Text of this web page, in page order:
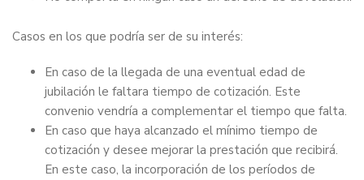
Casos en los que podría ser de su interés:
En caso de la llegada de una eventual edad de
jubilación le faltara tiempo de cotización. Este
convenio vendría a complementar el tiempo que falta.
En caso que haya alcanzado el mínimo tiempo de
cotización y desee mejorar la prestación que recibirá.
En este caso, la incorporación de los períodos de